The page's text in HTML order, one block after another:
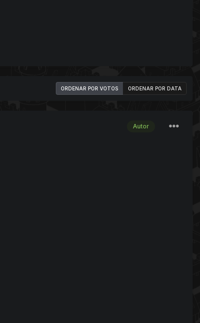
ORDENAR POR VOTOS ORDENAR POR DATA
Autor